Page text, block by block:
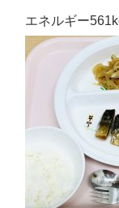
エネルギー